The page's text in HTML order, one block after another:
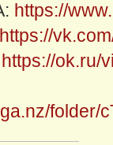
https://
https://
https://ok.ru/
folder/